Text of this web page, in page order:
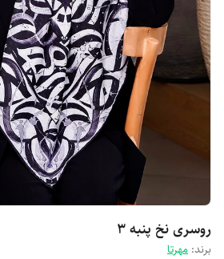
روسری نخ پنبه 3
برند: مهرتا